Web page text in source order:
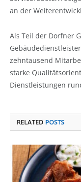
an der
Als Teil der Dorfner
zehntausend
starke
Dienstleistungen
RELATED POSTS